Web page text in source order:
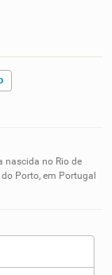
nascida no Rio de
Porto, em Portugal